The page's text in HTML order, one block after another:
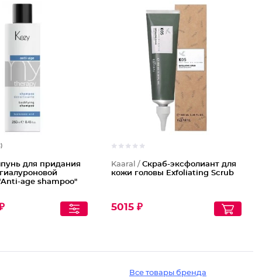
для придания
age shampoo"
Kaaral /Скраб-эксфолиант для
кожи головы Exfoliating Scrub
5015 ₽
Все товары бренда